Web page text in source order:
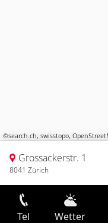
©search.ch, swisstopo,
Grossackerstr. 1
8041 Zürich
Tel Wetter